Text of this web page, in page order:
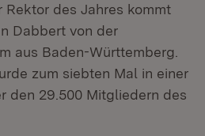
des Jahres kommt
Dabbert von der
aus Baden-Württemberg.
zum siebten Mal in einer
den 29.500 Mitgliedern des